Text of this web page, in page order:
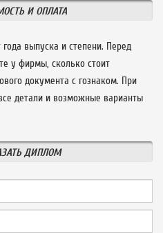
И ОПЛАТА
года выпуска и степени. Перед
у фирмы, сколько стоит
документа с гознаком. При
детали и возможные варианты
ДИПЛОМ